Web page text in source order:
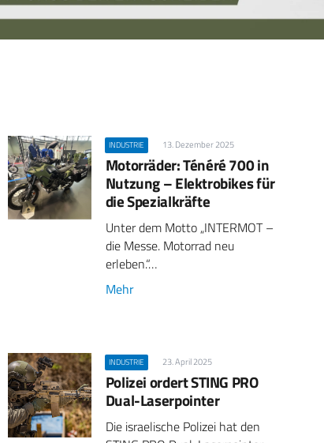
INDUSTRIE 13. Dezember 2025
Motorräder: Ténéré 700 in
Nutzung – Elektrobikes für
die Spezialkräfte
Unter dem Motto „INTERMOT –
die Messe. Motorrad neu
erleben.“…
Mehr
INDUSTRIE 23. April 2025
Polizei ordert STING PRO
Dual-Laserpointer
Die israelische Polizei hat den